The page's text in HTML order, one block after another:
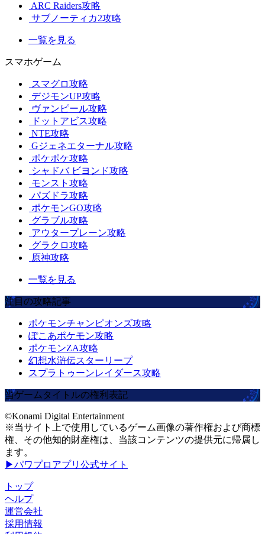
ARC Raiders攻略
サブノーティカ2攻略
一覧を見る
スマホゲーム
スマグロ攻略
デジモンUP攻略
ヴァンピール攻略
ドットアビス攻略
NTE攻略
Gジェネエターナル攻略
ポケポケ攻略
シャドバ ビヨンド攻略
モンスト攻略
パズドラ攻略
ポケモンGO攻略
グラブル攻略
アウタープレーン攻略
グラクロ攻略
原神攻略
一覧を見る
注目の攻略記事
ポケモンチャンピオンズ攻略
ぽこあポケモン攻略
ポケモンZA攻略
幻想水滸伝スターリープ
スプラトゥーンレイダース攻略
当ゲームタイトルの権利表記
©Konami Digital Entertainment
※当サイト上で使用しているゲーム画像の著作権および商標
権、その他知的財産権は、当該コンテンツの提供元に帰属し
ます。
▶パワプロアプリ公式サイト
トップ
ヘルプ
運営会社
採用情報